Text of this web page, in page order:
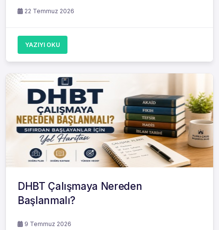
22 Temmuz 2026
YAZIYI OKU
DHBT Çalışmaya Nereden
Başlanmalı?
9 Temmuz 2026